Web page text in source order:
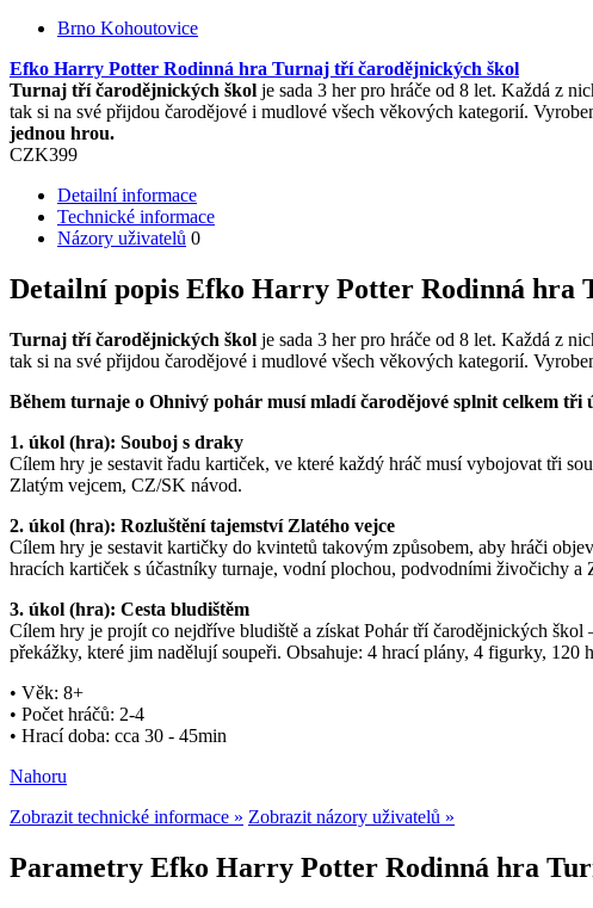
Brno Kohoutovice
Efko Harry Potter Rodinná hra Turnaj tří čarodějnických škol
Turnaj tří čarodějnických škol je sada 3 her pro hráče od 8 let. Každá z
tak si na své přijdou čarodějové i mudlové všech věkových kategorií.
jednou hrou.
CZK399
Detailní informace
Technické informace
Názory uživatelů 0
Detailní popis Efko Harry Potter Rodinná hra
Turnaj tří čarodějnických škol je sada 3 her pro hráče od 8 let. Každá z
tak si na své přijdou čarodějové i mudlové všech věkových kategorií.
Během turnaje o Ohnivý pohár musí mladí čarodějové splnit celkem
1. úkol (hra): Souboj s draky
Cílem hry je sestavit řadu kartiček, ve které každý hráč musí vybojovat tři
Zlatým vejcem, CZ/SK návod.
2. úkol (hra): Rozluštění tajemství Zlatého vejce
Cílem hry je sestavit kartičky do kvintetů takovým způsobem, aby hráči
hracích kartiček s účastníky turnaje, vodní plochou, podvodními živočichy a
3. úkol (hra): Cesta bludištěm
Cílem hry je projít co nejdříve bludiště a získat Pohár tří čarodějnických škol
překážky, které jim nadělují soupeři. Obsahuje: 4 hrací plány, 4 figurky,
• Věk: 8+
• Počet hráčů: 2-4
• Hrací doba: cca 30 - 45min
Nahoru
Zobrazit technické informace » Zobrazit názory uživatelů »
Parametry Efko Harry Potter Rodinná hra